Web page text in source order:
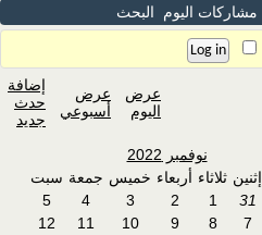
مشاركات اليوم البحث
عرض
اليوم
عرض
أسبوعي
إضافة
حدث
جديد
نوفمبر 2022
إثنين ثلاثاء أربعاء خميس جمعة سبت
31
1
2
3
4
5
7
8
9
10
11
12